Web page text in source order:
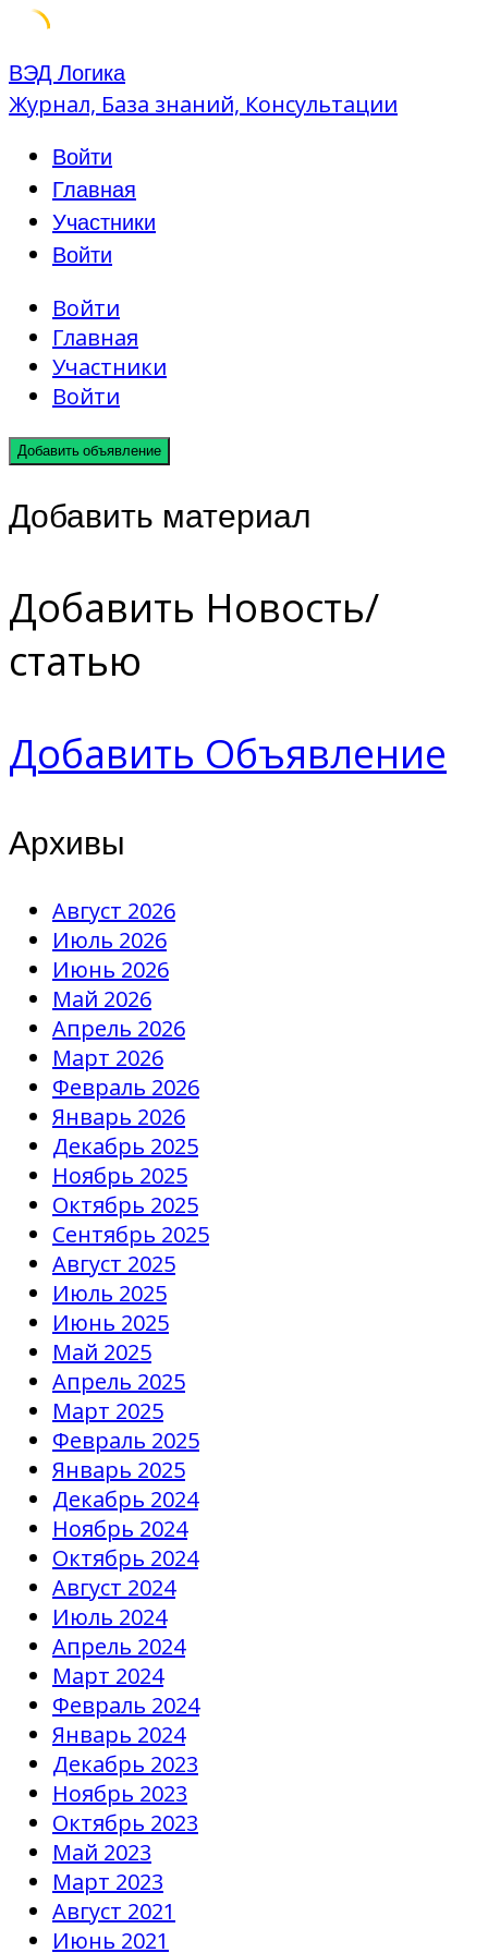
Skip
to
ВЭД Логика
Журнал, База знаний, Консультации
Войти
Главная
Участники
Войти
Войти
Главная
Участники
Войти
Добавить объявление
Добавить материал
Добавить Новость/
статью
Добавить Объявление
Архивы
Август 2026
Июль 2026
Июнь 2026
Май 2026
Апрель 2026
Март 2026
Февраль 2026
Январь 2026
Декабрь 2025
Ноябрь 2025
Октябрь 2025
Сентябрь 2025
Август 2025
Июль 2025
Июнь 2025
Май 2025
Апрель 2025
Март 2025
Февраль 2025
Январь 2025
Декабрь 2024
Ноябрь 2024
Октябрь 2024
Август 2024
Июль 2024
Апрель 2024
Март 2024
Февраль 2024
Январь 2024
Декабрь 2023
Ноябрь 2023
Октябрь 2023
Май 2023
Март 2023
Август 2021
Июнь 2021